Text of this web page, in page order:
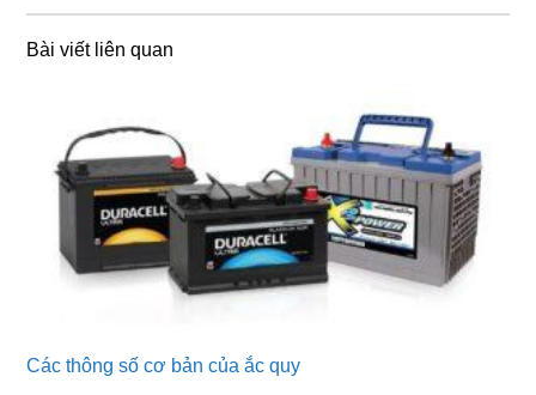
Bài viết liên quan
Các thông số cơ bản của ắc quy